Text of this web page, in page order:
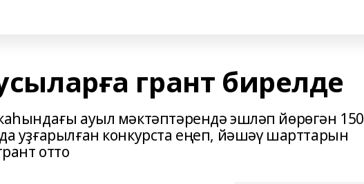
грант бирелде
ауыл мәктәптәрендә эшләп йөрөгән 150
уҙғарылған конкурста еңеп, йәшәү шарттарын
отто